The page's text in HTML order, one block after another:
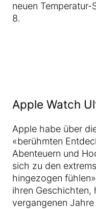
neuen Temperatur-
8.
Apple Watch
Apple habe über
«berühmten
Abenteuern und
sich zu den
hingezogen
ihren Geschichten,
vergangenen Jahre